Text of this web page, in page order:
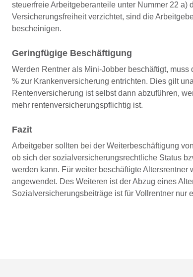
steuerfreie Arbeitgeberanteile unter Nummer 22
Versicherungsfreiheit verzichtet, sind die
bescheinigen.
Geringfügige Beschäftigung
Werden Rentner als Mini-Jobber beschäftigt,
% zur Krankenversicherung entrichten. Dies gilt
Rentenversicherung ist selbst dann abzuführen,
mehr rentenversicherungspflichtig ist.
Fazit
Arbeitgeber sollten bei der Weiterbeschäftigung
ob sich der sozialversicherungsrechtliche Status
werden kann. Für weiter beschäftigte
angewendet. Des Weiteren ist der Abzug eines
Sozialversicherungsbeiträge ist für Vollrentner nur